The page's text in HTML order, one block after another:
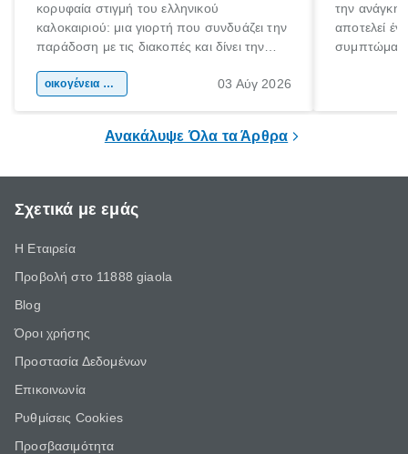
κορυφαία στιγμή του ελληνικού
καλοκαιριού: μια γιορτή που συνδυάζει την
παράδοση με τις διακοπές και δίνει την
χώρας. Είτε πρόκειται για λίγες μέρες
οικογένεια & παιδί 03 Αύγ 2026
την ανάγκη
αποτελεί
Ανακάλυψε Όλα τα Άρθρα
Σχετικά με εμάς
Η Εταιρεία
Προβολή στο 11888 giaola
Blog
Όροι χρήσης
Προστασία Δεδομένων
Επικοινωνία
Ρυθμίσεις Cookies
Προσβασιμότητα